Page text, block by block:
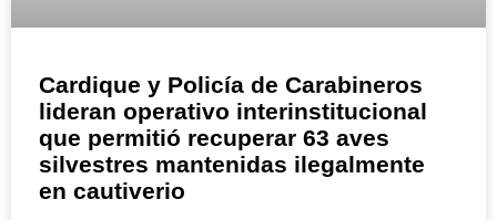
Cardique y Policía de Carabineros
lideran operativo interinstitucional
que permitió recuperar 63 aves
silvestres mantenidas ilegalmente
en cautiverio